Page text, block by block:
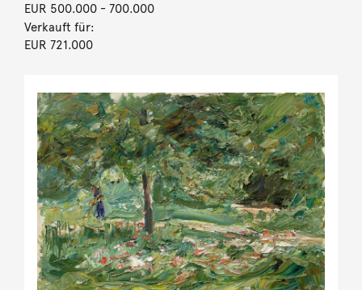
EUR 500.000- 700.000
Verkauft für:
EUR 721.000